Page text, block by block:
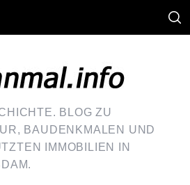
BLOG ZU
BAUDENKMALEN UND
IMMOBILIEN IN